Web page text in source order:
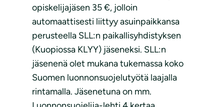
opiskelijajäsen 35 €, jolloin
automaattisesti liittyy asuinpaikkansa
perusteella SLL:n paikallisyhdistyksen
(Kuopiossa KLYY) jäseneksi. SLL:n
jäsenenä olet mukana tukemassa koko
Suomen luonnonsuojelutyötä laajalla
rintamalla. Jäsenetuna on mm.